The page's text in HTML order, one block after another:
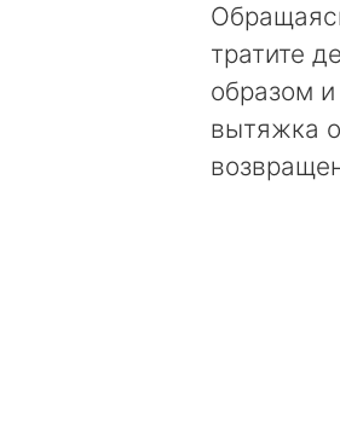
тратите
образом
вытяжка